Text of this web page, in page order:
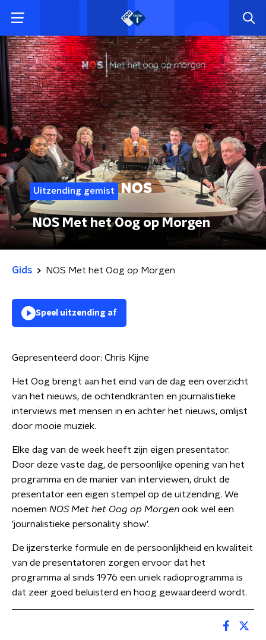
Uitzending gemist
NOS Met het Oog op Morgen
Gids NOS Met het Oog op Morgen
Speel uitzending af
Gepresenteerd door: Chris Kijne
Het Oog brengt aan het eind van de dag een overzicht
van het nieuws, de ochtendkranten en journalistieke
interviews met mensen in en achter het nieuws, omlijst
door mooie muziek.
Elke dag van de week heeft zijn eigen presentator.
Door deze vaste dag, de persoonlijke opening van het
programma en de manier van interviewen, drukt de
presentator een eigen stempel op de uitzending. We
noemen NOS Met het Oog op Morgen ook wel een
'journalistieke personality show'.
De ijzersterke formule en de persoonlijkheid en kwaliteit
van de presentatoren zorgen ervoor dat het
programma al sinds 1976 een uniek radioprogramma is
dat zeer goed beluisterd en hoog gewaardeerd wordt.